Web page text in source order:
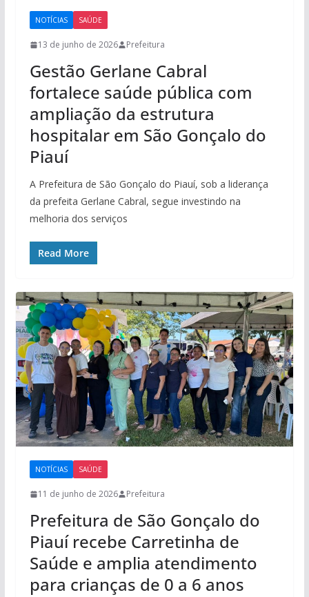
NOTÍCIAS SAÚDE
13 de junho de 2026 Prefeitura
Gestão Gerlane Cabral
fortalece saúde pública com
ampliação da estrutura
hospitalar em São Gonçalo do
Piauí
A Prefeitura de São Gonçalo do Piauí, sob a liderança
da prefeita Gerlane Cabral, segue investindo na
melhoria dos serviços
Read More
NOTÍCIAS SAÚDE
11 de junho de 2026 Prefeitura
Prefeitura de São Gonçalo do
Piauí recebe Carretinha de
Saúde e amplia atendimento
para crianças de 0 a 6 anos